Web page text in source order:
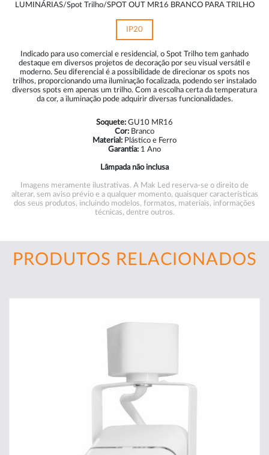
LUMINÁRIAS/Spot Trilho/SPOT OUT MR16 BRANCO PARA TRILHO
IP20
Indicado para uso comercial e residencial, o Spot Trilho tem ganhado
destaque em diversos projetos de decoração por seu visual versátil e
moderno. Seu diferencial é a possibilidade de direcionar os spots nos
trilhos, proporcionando uma iluminação focalizada, podendo ser instalado
diversos spots em apenas um trilho. Com a escolha certa da temperatura
da cor, a iluminação pode adquirir diversas funcionalidades.
Soquete: GU10 MR16
Cor: Branco
Material: Plástico e Ferro
Garantia: 1 Ano
Lâmpada não inclusa
Imagens meramente ilustrativas. A Mak Led reserva-se o direito de
alterar, sem aviso prévio e a qualquer momento, quaisquer características
dos seus produtos, incluindo modelos, formatos, materiais, informações
técnicas, dentre outros.
PRODUTOS RELACIONADOS